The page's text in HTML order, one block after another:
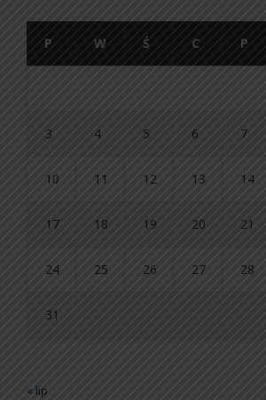
P W Ś C P
3 4 5 6 7
10 11 12 13 14
17 18 19 20 21
24 25 26 27 28
31
« lip